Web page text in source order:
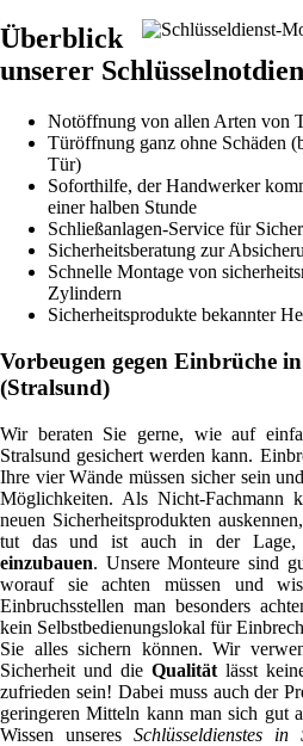
Überblick
unserer
Notöffnung von allen Arten von
Türöffnung ganz ohne Schäden
Tür)
Soforthilfe, der Handwerker
einer halben Stunde
Schließanlagen-Service für
Sicherheitsberatung zur
Schnelle Montage von
Zylindern
Sicherheitsprodukte bekannter
Vorbeugen gegen Einbrüche
(Stralsund)
Wir beraten Sie gerne, wie auf
Stralsund gesichert werden kann.
Ihre vier Wände müssen sicher sein
Möglichkeiten. Als Nicht-Fachmann
neuen Sicherheitsprodukten
tut das und ist auch in der
einzubauen. Unsere Monteure sind
worauf sie achten müssen und
Einbruchsstellen man besonders
kein Selbstbedienungslokal für
Sie alles sichern können. Wir
Sicherheit und die Qualität lässt
zufrieden sein! Dabei muss auch der
geringeren Mitteln kann man sich gut
Wissen unseres Schlüsseldienstes in